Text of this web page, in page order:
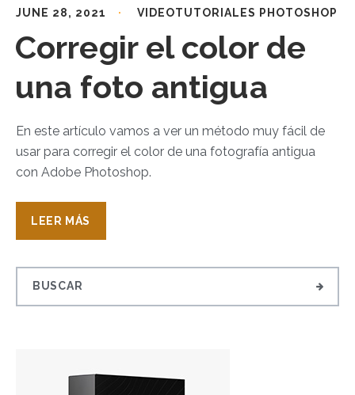
JUNE 28, 2021 VIDEOTUTORIALES PHOTOSHOP
Corregir el color de
una foto antigua
En este artículo vamos a ver un método muy fácil de
usar para corregir el color de una fotografía antigua
con Adobe Photoshop.
LEER MÁS